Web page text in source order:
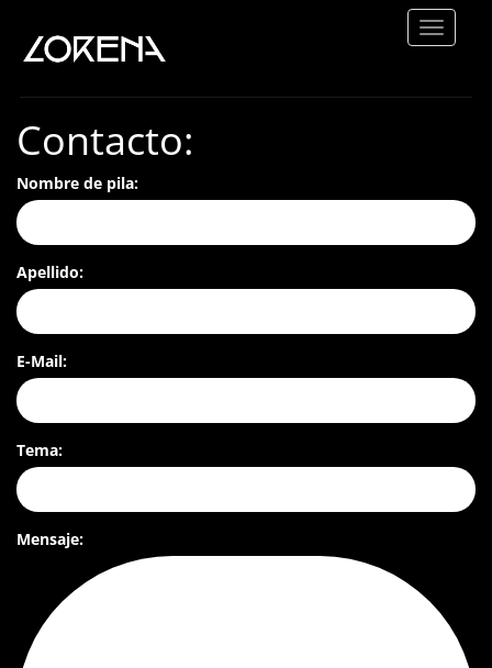
-
Heart
Rock
TOUR
VIDEOS
Contacto:
Nombre de pila:
Apellido:
E-Mail:
Tema:
Mensaje: